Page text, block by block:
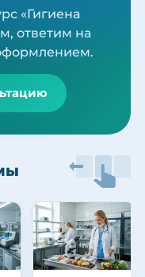
«Гигиена
ответим на